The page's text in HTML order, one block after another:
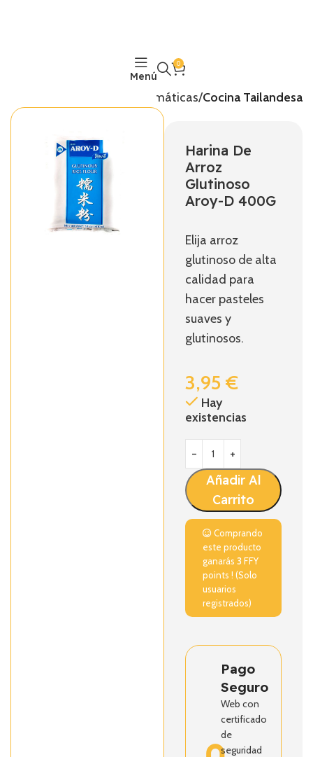
Menú
0
Temáticas Cocina Tailandesa
Harina De
Arroz
Glutinoso
Aroy-D 400G
Elija arroz
glutinoso de alta
calidad para
hacer pasteles
suaves y
glutinosos.
3,95€
Hay
existencias
Añadir Al
Carrito
Comprando
este producto
ganarás3 FFY
points ! (Solo
usuarios
registrados)
Pago
Seguro
Web con
certificado
de
seguridad